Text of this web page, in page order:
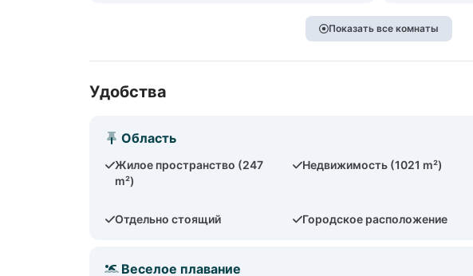
Показать все комнаты
Удобства
Область
Жилое пространство (247
m²)
Недвижимость (1021 m²)
Отдельно стоящий
Городское расположение
Веселое плавание